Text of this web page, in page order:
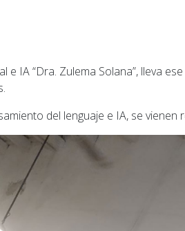
IA “Dra. Zulema Solana”, lleva
del lenguaje e IA, se vienen